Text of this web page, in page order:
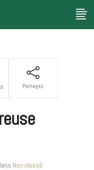
Partagez
Non classé